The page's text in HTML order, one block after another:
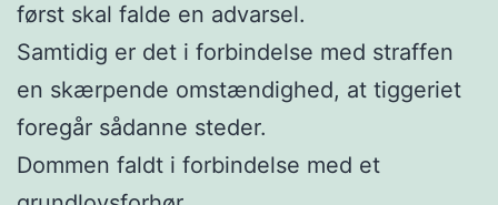
først skal falde en advarsel.
Samtidig er det i forbindelse med straffen
en skærpende omstændighed, at tiggeriet
foregår sådanne steder.
Dommen faldt i forbindelse med et